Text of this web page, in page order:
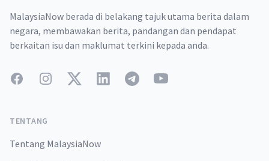
MalaysiaNow berada di belakang tajuk utama berita dalam
negara, membawakan berita, pandangan dan pendapat
berkaitan isu dan maklumat terkini kepada anda.
FacebookInstagramTwitterLinkedInTelegramYouTube
TENTANG
Tentang MalaysiaNow